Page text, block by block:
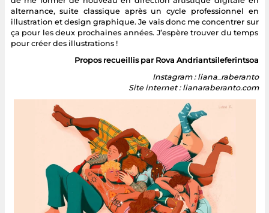
alternance, suite classique après un cycle professionnel en
illustration et design graphique. Je vais donc me concentrer sur
ça pour les deux prochaines années. J’espère trouver du temps
pour créer des illustrations !
Propos recueillis par Rova Andriantsileferintsoa
Instagram : liana_raberanto
Site internet : lianaraberanto.com